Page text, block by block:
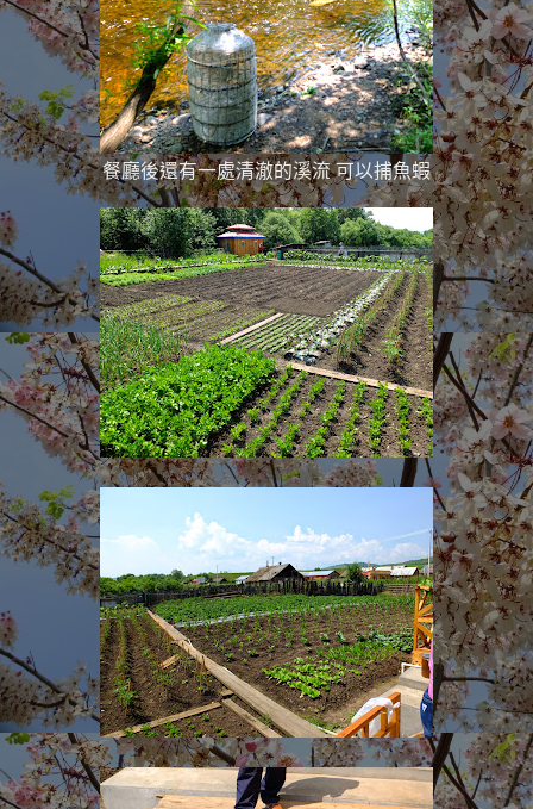
餐廳後還有一處清澈的溪流 可以捕魚蝦